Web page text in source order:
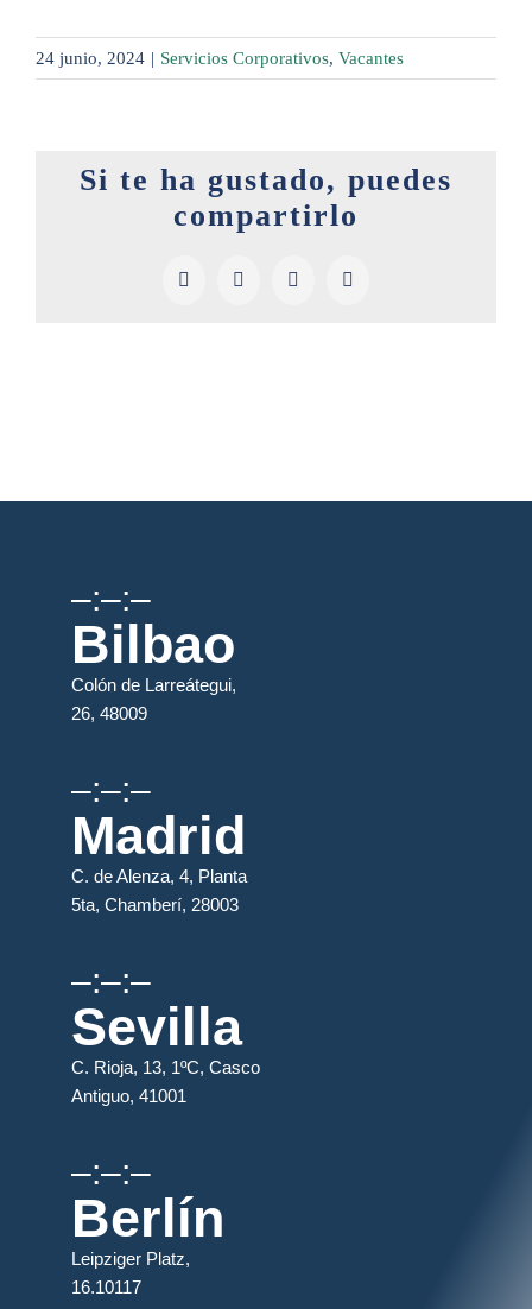
24 junio, 2024 | Servicios Corporativos, Vacantes
Si te ha gustado, puedes
compartirlo
Facebook
X LinkedInPinterest
–:–:–
Bilbao
Colón de Larreátegui,
26, 48009
–:–:–
Madrid
C. de Alenza, 4, Planta
5ta, Chamberí, 28003
–:–:–
Sevilla
C. Rioja, 13, 1ºC, Casco
Antiguo, 41001
–:–:–
Berlín
Leipziger Platz,
16.10117